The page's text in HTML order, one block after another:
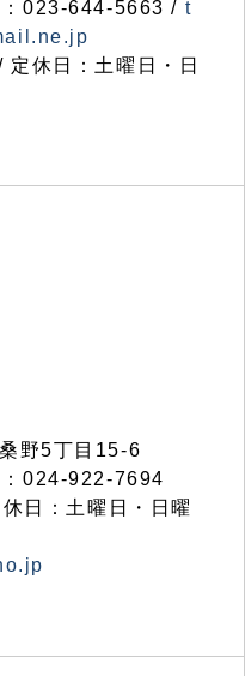
023-644-5663 / t
休日：土曜日・日
野5丁目15-6
024-922-7694
日：土曜日・日曜